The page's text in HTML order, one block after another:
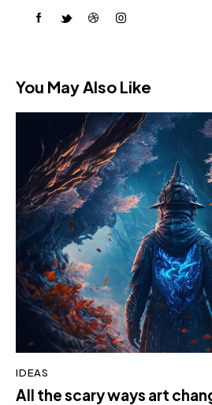
You May Also Like
IDEAS
All the scary ways art